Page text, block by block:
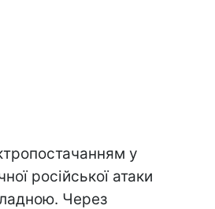
у
російської атаки
Через